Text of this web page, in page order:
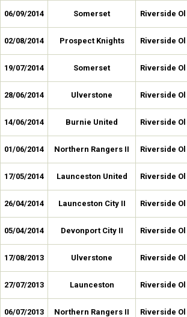
06/09/2014 Somerset Riverside Ol
02/08/2014 Prospect Knights Riverside Ol
19/07/2014 Somerset Riverside Ol
28/06/2014 Ulverstone Riverside Ol
14/06/2014 Burnie United Riverside Ol
01/06/2014 Northern Rangers II Riverside Ol
17/05/2014 Launceston United Riverside Ol
26/04/2014 Launceston City II Riverside Ol
05/04/2014 Devonport City II Riverside Ol
17/08/2013 Ulverstone Riverside Ol
27/07/2013 Launceston Riverside Ol
06/07/2013 Northern Rangers II Riverside Ol